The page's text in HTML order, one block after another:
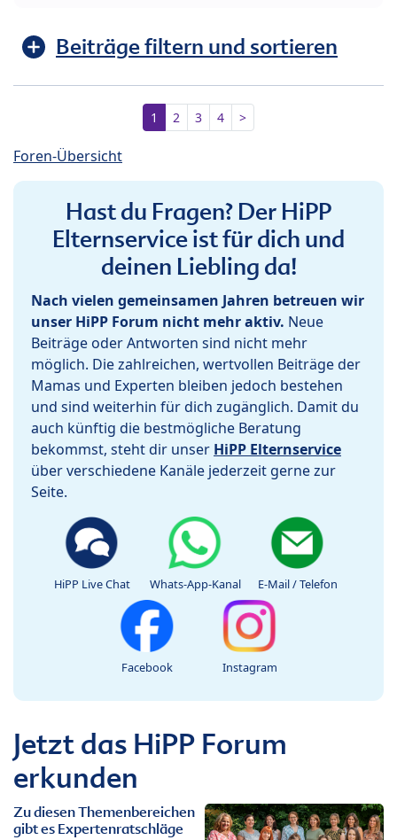
Beiträge filtern und sortieren
1 2 3 4 >
Foren-Übersicht
Hast du Fragen? Der HiPP
Elternservice ist für dich und
deinen Liebling da!
Nach vielen gemeinsamen Jahren betreuen wir
unser HiPP Forum nicht mehr aktiv. Neue
Beiträge oder Antworten sind nicht mehr
möglich. Die zahlreichen, wertvollen Beiträge der
Mamas und Experten bleiben jedoch bestehen
und sind weiterhin für dich zugänglich. Damit du
auch künftig die bestmögliche Beratung
bekommst, steht dir unser HiPP Elternservice
über verschiedene Kanäle jederzeit gerne zur
Seite.
HiPP Live Chat Whats-App-Kanal E-Mail / Telefon
Facebook Instagram
Jetzt das HiPP Forum
erkunden
Zu diesen Themenbereichen
gibt es Expertenratschläge